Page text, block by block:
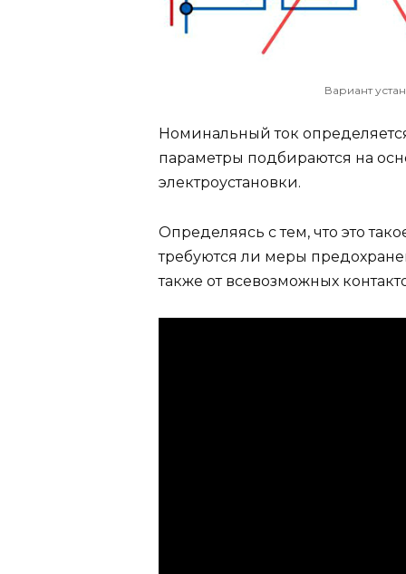
Вариант
Номинальный ток
параметры подбираются на
электроустановки.
Определяясь с тем, что это
требуются ли меры
также от всевозможных